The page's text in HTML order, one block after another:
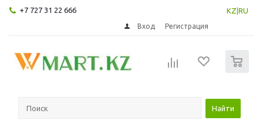
+7 727 31 22 666 KZ RU
Вход Регистрация
Найти